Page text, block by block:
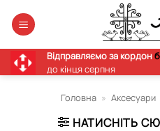
Відправляємо за кордон
до кінця серпня
Головна » Аксесуари
НАТИСНІТЬ